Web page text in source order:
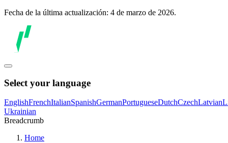
Fecha de la última actualización: 4 de marzo de 2026.
Select your language
EnglishFrenchItalianSpanishGermanPortugueseDutchCzechLatvian
Ukrainian
Breadcrumb
Home